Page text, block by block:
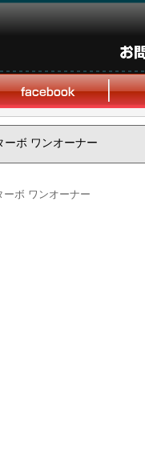
ーボ ワンオーナー
ボ ワンオーナー